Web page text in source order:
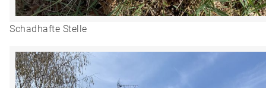
Schadhafte Stelle